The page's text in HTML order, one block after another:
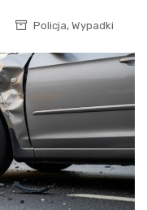
Policja, Wypadki